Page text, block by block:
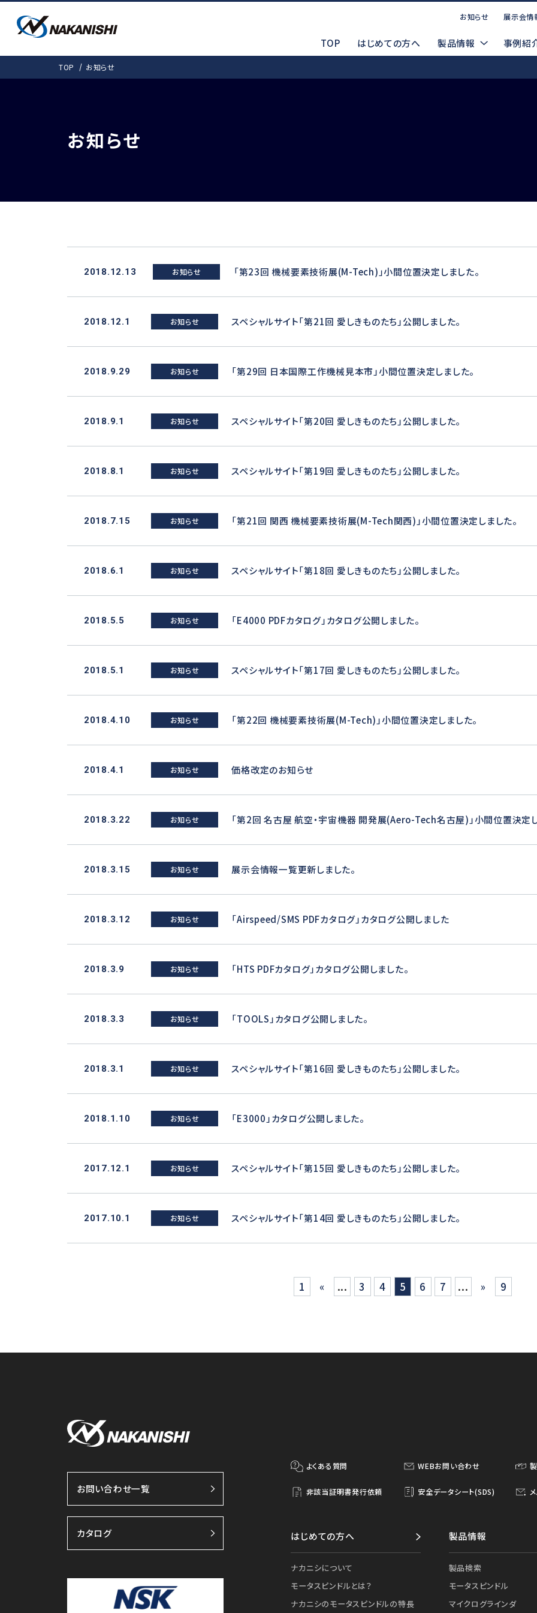
お知らせ 展示会情
TOP はじめての方へ 製品情報 事例紹
PRODUCTS
E3000 (φ30)
E2000 (φ22.8)
エアー式
Air-Speed
HTS
SOLUTIONS
DOWNLOAD
SUPPORT お客様サポート お問い合わせ
非該当証明書発行依頼
COMPANY
TOP お知らせ
お知らせ
2018.12.13 お知らせ 「第23回 機械要素技術展(M-Tech)」小間位置決定しました。
2018.12.1 お知らせ スペシャルサイト「第21回 愛しきものたち」公開しました。
2018.9.29 お知らせ 「第29回 日本国際工作機械見本市」小間位置決定しました。
2018.9.1 お知らせ スペシャルサイト「第20回 愛しきものたち」公開しました。
2018.8.1 お知らせ スペシャルサイト「第19回 愛しきものたち」公開しました。
2018.7.15 お知らせ 「第21回 関西 機械要素技術展(M-Tech関西)」小間位置決定しました。
2018.6.1 お知らせ スペシャルサイト「第18回 愛しきものたち」公開しました。
2018.5.5 お知らせ 「E4000 PDFカタログ」カタログ公開しました。
2018.5.1 お知らせ スペシャルサイト「第17回 愛しきものたち」公開しました。
2018.4.10 お知らせ 「第22回 機械要素技術展(M-Tech)」小間位置決定しました。
2018.4.1 お知らせ 価格改定のお知らせ
2018.3.22 お知らせ 「第2回 名古屋 航空・宇宙機器 開発展(Aero-Tech名古屋)」小間位置決定し
2018.3.15 お知らせ 展示会情報一覧更新しました。
2018.3.12 お知らせ 「Airspeed/SMS PDFカタログ」カタログ公開しました
2018.3.9 お知らせ 「HTS PDFカタログ」カタログ公開しました。
2018.3.3 お知らせ 「TOOLS」カタログ公開しました。
2018.3.1 お知らせ スペシャルサイト「第16回 愛しきものたち」公開しました。
2018.1.10 お知らせ 「E3000」カタログ公開しました。
2017.12.1 お知らせ スペシャルサイト「第15回 愛しきものたち」公開しました。
2017.10.1 お知らせ スペシャルサイト「第14回 愛しきものたち」公開しました。
1 « ... 3 4 5 6 7 ... » 9
お問い合わせ一覧
カタログ
よくある質問 WEBお問い合わせ
非該当証明書発行依頼 安全データシート(SDS)
はじめての方へ
ナカニシについて
モータスピンドルとは？
ナカニシのモータスピンドルの特長
製品情報
製品検索
モータスピンドル
マイクログラインダ